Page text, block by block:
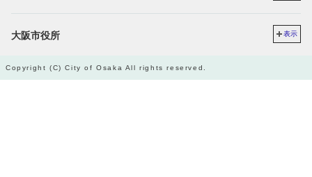
大阪市役所 表示
Copyright (C) City of Osaka All rights reserved.